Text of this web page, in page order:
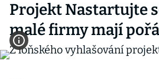
Projekt Nastartujte
malé firmy mají